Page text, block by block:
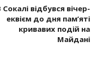
Сокалі відбувся вічер-
еквієм до дня пам’яті
кривавих подій на
Майдані